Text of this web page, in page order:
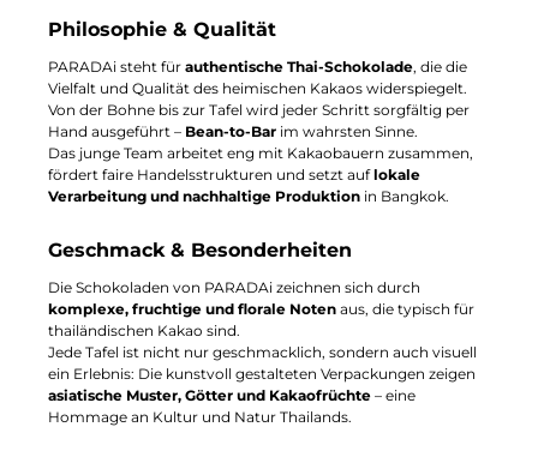
Philosophie & Qualität
PARADAi steht für authentische Thai-Schokolade, die die
Vielfalt und Qualität des heimischen Kakaos widerspiegelt.
Von der Bohne bis zur Tafel wird jeder Schritt sorgfältig per
Hand ausgeführt – Bean-to-Bar im wahrsten Sinne.
Das junge Team arbeitet eng mit Kakaobauern zusammen,
fördert faire Handelsstrukturen und setzt auflokale
Verarbeitung und nachhaltige Produktion in Bangkok.
Geschmack & Besonderheiten
Die Schokoladen von PARADAi zeichnen sich durch
komplexe, fruchtige und florale Noten aus, die typisch für
thailändischen Kakao sind.
Jede Tafel ist nicht nur geschmacklich, sondern auch visuell
ein Erlebnis: Die kunstvoll gestalteten Verpackungen zeigen
asiatische Muster, Götter und Kakaofrüchte – eine
Hommage an Kultur und Natur Thailands.